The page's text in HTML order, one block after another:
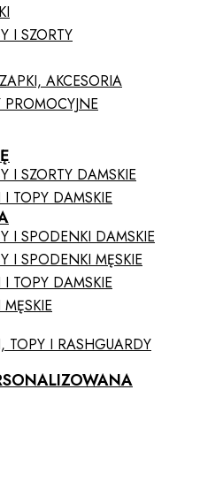
I SZORTY
AKCESORIA
PROMOCYJNE
I SZORTY DAMSKIE
I TOPY DAMSKIE
I SPODENKI DAMSKIE
I SPODENKI MĘSKIE
I TOPY DAMSKIE
MĘSKIE
TOPY I RASHGUARDY